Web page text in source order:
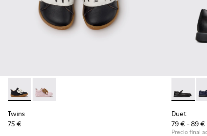
Twins - K800714-002 - Zapatillas de piel en blanco y
Twins - K800714-001
Twins
75 €
Duet -
Duet
79 € - 89 €
Precio final